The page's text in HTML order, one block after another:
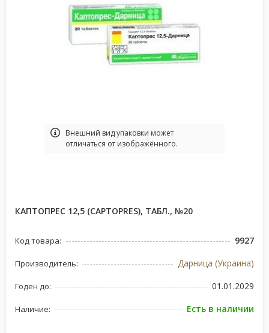
Bнешний вид упаковки может
отличаться от изображённого.
КАПТОПРЕС 12,5 (CAPTOPRES), ТАБЛ., №20
Код товара: 9927
Производитель: Дарница (Украина)
Годен до: 01.01.2029
Наличие: Есть в наличии